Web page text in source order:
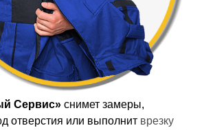
Сервис» снимет замеры,
отверстия или выполнит врезку